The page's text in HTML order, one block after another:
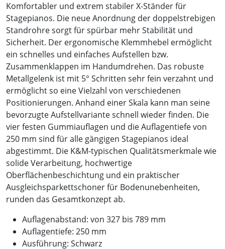
Komfortabler und extrem stabiler X-Ständer für
Stagepianos. Die neue Anordnung der doppelstrebigen
Standrohre sorgt für spürbar mehr Stabilität und
Sicherheit. Der ergonomische Klemmhebel ermöglicht
ein schnelles und einfaches Aufstellen bzw.
Zusammenklappen im Handumdrehen. Das robuste
Metallgelenk ist mit 5° Schritten sehr fein verzahnt und
ermöglicht so eine Vielzahl von verschiedenen
Positionierungen. Anhand einer Skala kann man seine
bevorzugte Aufstellvariante schnell wieder finden. Die
vier festen Gummiauflagen und die Auflagentiefe von
250 mm sind für alle gängigen Stagepianos ideal
abgestimmt. Die K&M-typischen Qualitätsmerkmale wie
solide Verarbeitung, hochwertige
Oberflächenbeschichtung und ein praktischer
Ausgleichsparkettschoner für Bodenunebenheiten,
runden das Gesamtkonzept ab.
Auflagenabstand: von 327 bis 789 mm
Auflagentiefe: 250 mm
Ausführung: Schwarz